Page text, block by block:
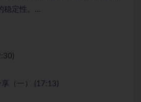
稳定性。…
享（一） (17:13)